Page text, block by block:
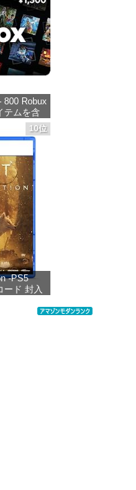
800 Robux
テムを含
ムコー
ンライン
格：¥1,300
10位
-PS5
ード 封入
価格：¥7,286